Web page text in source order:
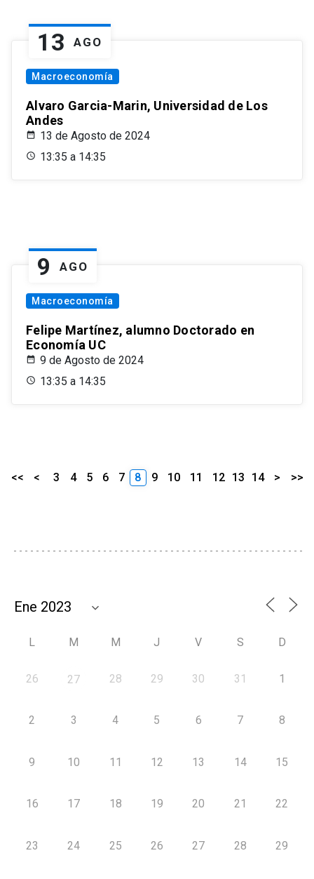
13 AGO
Macroeconomía
Alvaro Garcia-Marin, Universidad de Los
Andes
13 de Agosto de 2024
13:35 a 14:35
9 AGO
Macroeconomía
Felipe Martínez, alumno Doctorado en
Economía UC
9 de Agosto de 2024
13:35 a 14:35
<< < 3 4 5 6 7 8 9 10 11 12 13 14 > >>
L M M J V S D
26 27 28 29 30 31 1
2 3 4 5 6 7 8
9 10 11 12 13 14 15
16 17 18 19 20 21 22
23 24 25 26 27 28 29